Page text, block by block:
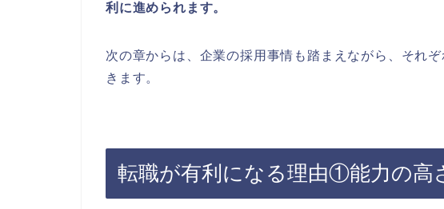
利に進められます。
次の章からは、企業の採用事情も踏まえながら、それ
きます。
転職が有利になる理由①能力の高